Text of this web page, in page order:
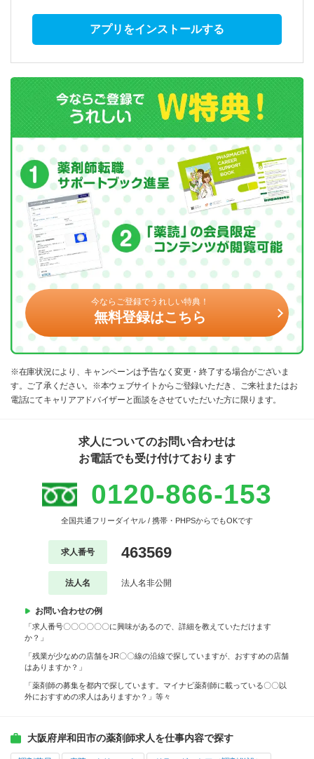
アプリをインストールする
今ならご登録でうれしい特典！
無料登録はこちら
※在庫状況により、キャンペーンは予告なく変更・終了する場合がございま
す。ご了承ください。※本ウェブサイトからご登録いただき、ご来社またはお
電話にてキャリアアドバイザーと面談をさせていただいた方に限ります。
求人についてのお問い合わせは
お電話でも受け付けております
0120-866-153
全国共通フリーダイヤル / 携帯・PHPSからでもOKです
求人番号 463569
法人名 法人名非公開
お問い合わせの例
「求人番号〇〇〇〇〇〇に興味があるので、詳細を教えていただけます
か？」
「残業が少なめの店舗をJR〇〇線の沿線で探していますが、おすすめの店舗
はありますか？」
「薬剤師の募集を都内で探しています。マイナビ薬剤師に載っている〇〇以
外におすすめの求人はありますか？」等々
大阪府岸和田市の薬剤師求人を仕事内容で探す